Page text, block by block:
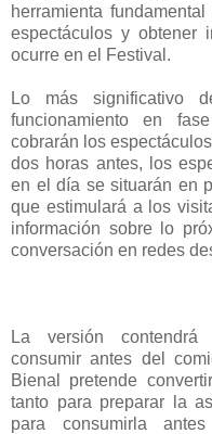
herramienta
espectáculos y obtener
ocurre en el Festival.
Lo más significativo
funcionamiento en
cobrarán los
dos horas antes, los
en el día se situarán en
que estimulará a los
información sobre lo
conversación en redes
La versión contendrá
consumir antes del
Bienal pretende
tanto para preparar la
para consumirla